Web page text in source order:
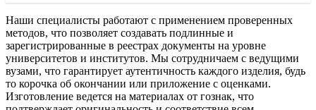
Наши специалисты работают с применением проверенных
методов, что позволяет создавать подлинные и
зарегистрированные в реестрах документы на уровне
университетов и институтов. Мы сотрудничаем с ведущими
вузами, что гарантирует аутентичность каждого изделия, будь
то корочка об окончании или приложение с оценками.
Изготовление ведется на материалах от гознак, что